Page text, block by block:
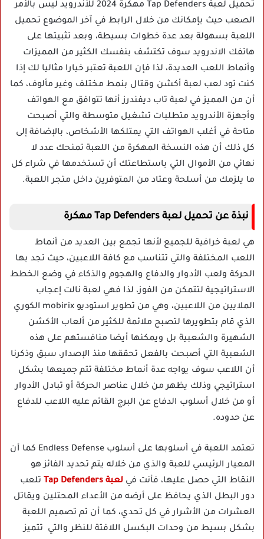
تحميل لعبة Tap Defenders مهكرة 2024 للأندرويد ليس بالأمر
الصعب حيث بإمكانك من خلال الرابط في آخر الموضوع تحميل
اللعبة بسهولة بعد عدة خطوات بسيطة، وبعد تثبيتها على
هاتفك الاندرويد سوف تكتشف بنفسك الكثير من المميزات
وأنماط اللعب العديدة، لذا فإن اللعبة تعتبر خيارا مثاليا لك إذا
كنت تود لعب لعبة أكشن وقتال بنمط مختلف وغير مألوف، كما
أن من المميز في لعبة تاب ديفندرز أنها تتوافق مع الهواتف
وأجهزة الأندرويد متطلبات تشغيل متوسطة والتي أصبحت
متاحة في أغلب الهواتف التي يمتلكها الأشخاص، بالإضافة إلى
كل ذلك أن هذه النسخة المهكرة من اللعبة تمنحك عدد لا
نهائي من الأموال التي باستطاعتك أن تستخدمها في شراء كل
ما يلزمك من أسلحة وعتاد من المتوفرين داخل متجر اللعبة.
نبذة عن تحميل لعبة Tap Defenders مهكرة
هي لعبة خرافية للجميع لأنها تجمع بين العديد من أنماط
اللعب المختلفة والتي تتناسب مع كافة اللاعبين، حيث تجد بها
الحركة ولعب الأدوار والدفاع والهجوم والذكاء في وضع الخطط
الاستراتيجية لتتمكن من الفوز، لذا فهي لعبة نالت إعجاب
الملايين من اللاعبين، وهي من تطوير استوديو mobirix الكوري
الذي قام بتطويرها لتصبح ملائمة للكثير من ألعاب الأكشن
الشهيرة والشعبية بل ويمكنها أيضا منافستهم على هذه
الشعبية التي أصبحت بالفعل تحققها منذ الإصدار، سبق وذكرنا
أن اللاعب سوف يواجه عدة أنماط مختلفة تتم جميعها بشكل
استراتيجي وذلك يظهر من خلال عناصر الحركة أو تبادل الأدوار
أو من خلال أسلوب الدفاع عن البرج القائم عليه اللاعب للدفاع
عن حدوده.
تعتمد اللعبة في أسلوبها على أسلوب Endless Defense كما أن
المعيار الرئيسي للعبة والذي من خلاله يتم تحديد الفائز هو
النقاط التي حصل عليها، فأنت في لعبة Tap Defenders
تلعب
دور البطل الذي يحافظ على أرضه من الأعداء المحتلين ويقاتل
العشرات من الأشرار في كل تحدي، كما أن تم تصميم اللعبة
بشكل بسيط من وحدات البكسل اللافتة للنظر والتي تتميز